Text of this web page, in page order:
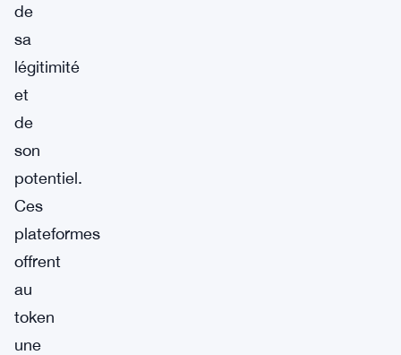
de
sa
légitimité
et
de
son
potentiel.
Ces
plateformes
offrent
au
token
une